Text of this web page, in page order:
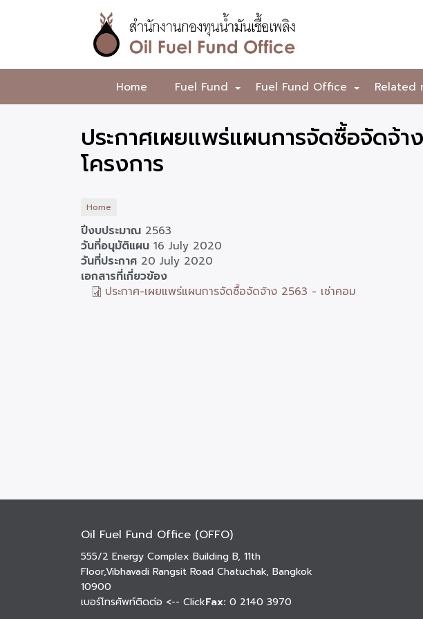
สำนักงาน
กองทุน
น้ำมัน
เชื้อ
Home +
Fuel Fund +
Fuel Fund Office Related
ประกาศเผยแพร่แผนการจัดซื้อจัดจ้
โครงการ
Home
ปีงบประมาณ 2563
วันที่อนุมัติแผน 16 July 2020
วันที่ประกาศ 20 July 2020
เอกสารที่เกี่ยวข้อง
ประกาศ-เผยแพร่แผนการจัดซื้อจัดจ้าง 2563 - เช่าคอม
Oil Fuel Fund Office (OFFO)
555/2 Energy Complex Building B, 11th
Floor,Vibhavadi Rangsit Road Chatuchak, Bangkok
10900
เบอร์โทรศัพท์ติดต่อ <-- ClickFax: 0 2140 3970